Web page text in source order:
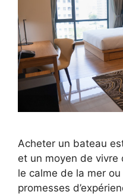
Acheter un bateau
et un moyen de
le calme de la mer ou
promesses